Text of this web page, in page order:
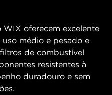
oferecem excelente
médio e pesado e
de combustível
resistentes à
duradouro e sem